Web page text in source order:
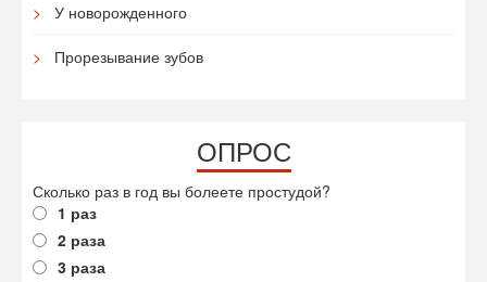
У новорожденного
Прорезывание зубов
ОПРОС
Сколько раз в год вы болеете простудой?
1 раз
2 раза
3 раза